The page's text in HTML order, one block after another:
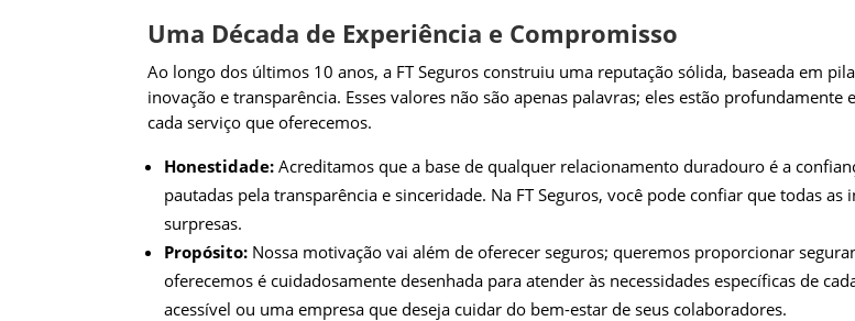
Uma Década de Experiência e Compromisso
Ao longo dos últimos 10 anos, a FT Seguros construiu uma reputação sólida, baseada em
inovação e transparência. Esses valores não são apenas palavras; eles estão
cada serviço que oferecemos.
Honestidade: Acreditamos que a base de qualquer relacionamento duradouro é a
pautadas pela transparência e sinceridade. Na FT Seguros, você pode confiar que todas
surpresas.
Propósito: Nossa motivação vai além de oferecer seguros; queremos proporcionar
oferecemos é cuidadosamente desenhada para atender às necessidades específicas de
acessível ou uma empresa que deseja cuidar do bem-estar de seus colaboradores.